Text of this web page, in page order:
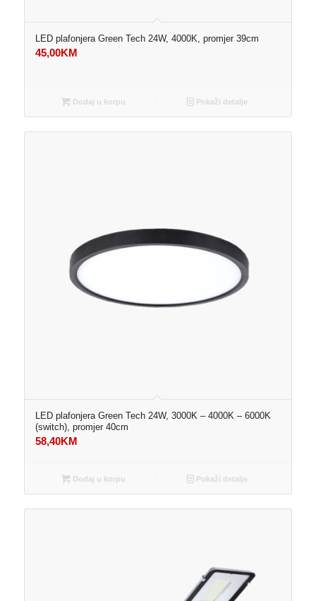
LED plafonjera Green Tech 24W, 4000K, promjer 39cm
45,00KM
Dodaj u korpu Pokaži detalje
LED plafonjera Green Tech 24W, 3000K – 4000K – 6000K
(switch), promjer 40cm
58,40KM
Dodaj u korpu Pokaži detalje